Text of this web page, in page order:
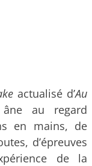
actualisé d’Au
au regard
en mains, de
d’épreuves
de la